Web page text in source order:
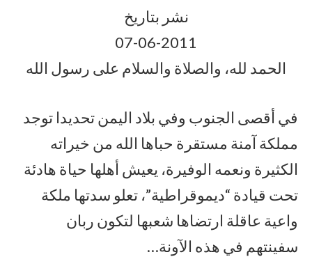
نشر بتاريخ
07-06-2011
الحمد لله، والصلاة والسلام على رسول الله
في أقصى الجنوب وفي بلاد اليمن تحديدا توجد
مملكة آمنة مستقرة حباها الله من خيراته
الكثيرة ونعمه الوفيرة، يعيش أهلها حياة هادئة
تحت قيادة “ديموقراطية”، تعلو سدتها ملكة
واعية عاقلة ارتضاها شعبها لتكون ربان
سفينتهم في هذه الآونة…